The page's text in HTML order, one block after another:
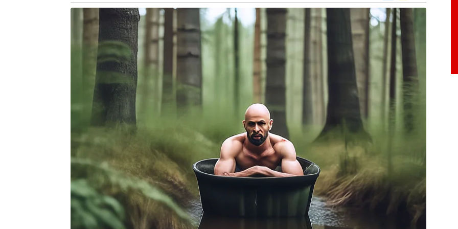
ser prejudicadas, sobretudo diante de um cenário de juros elevados, de acordo com
o relatório. A valorização do dólar pressionaria os custos operacionais de empresas
no setor de varejo e construção civil, aumentando o endividamento e impactando a
margem de lucro. Para o setor de aviação, Gol (GOLL4 ) e Azul ( AZUL4
enfrentariam dificuldades, com o encarecimento de combustíveis e custos de leasing
em dólar, reduzindo o potencial de expansão.
Segundo relatório da XP Investimentos, setores de exportação de commodities
o agronegócio, tendem a se beneficiar com a vitória de Trump. Esse segmento foi
favorecido durante a guerra comercial com a China em sua presidência anterior,
quando a demanda chinesa se voltou ao mercado brasileiro como alternativa aos
produtos americanos. A lista da XP inclui empresas como SLC Agrícola (SLCE3
BrasilAgro (AGRO3 ), que podem observar aumento na demanda por grãos brasileiros.
Além do agronegócio, outros segmentos como o de mineração e siderurgia podem se